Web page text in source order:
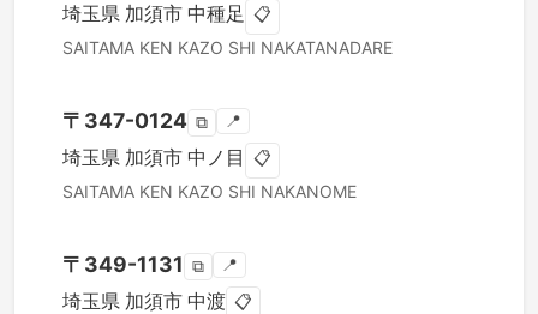
埼玉県 加須市 中種足 📋
SAITAMA KEN KAZO SHI NAKATANADARE
〒 347-0124 ⧉ 📍
埼玉県 加須市 中ノ目 📋
SAITAMA KEN KAZO SHI NAKANOME
〒 349-1131 ⧉ 📍
埼玉県 加須市 中渡 📋